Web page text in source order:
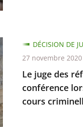
Le juge des
conférence
cours
DÉCISION DE
27 novembre 2020